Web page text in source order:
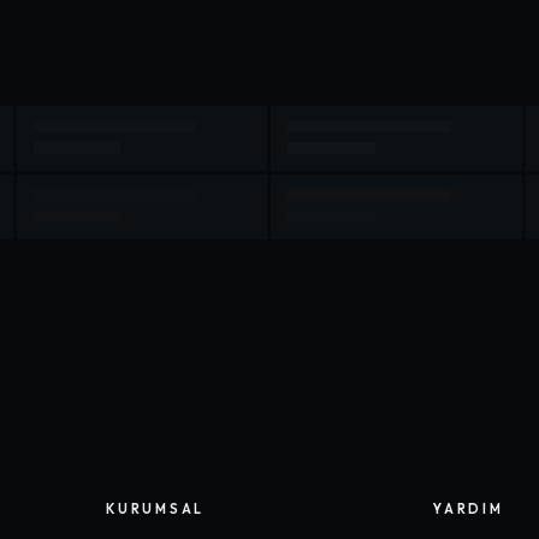
KURUMSAL YARDIM